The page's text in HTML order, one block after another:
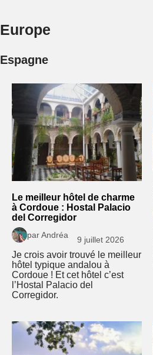
Europe
Espagne
Le meilleur hôtel de charme
à Cordoue : Hostal Palacio
del Corregidor
par Andréa
9 juillet 2026
Je crois avoir trouvé le meilleur
hôtel typique andalou à
Cordoue ! Et cet hôtel c’est
l’Hostal Palacio del
Corregidor.